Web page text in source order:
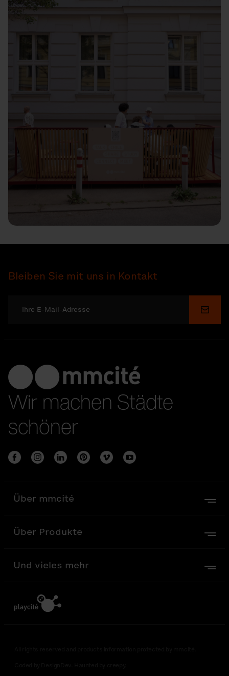
Bleiben Sie mit uns in Kontakt
Wir machen Städte
schöner
Über mmcité
Über Produkte
Und vieles mehr